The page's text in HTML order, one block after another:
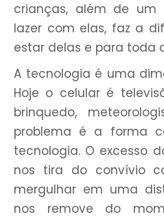
crianças, além de um
lazer com elas, faz a
estar delas e para toda
A tecnologia é uma
Hoje o celular é
brinquedo,
problema é a forma
tecnologia. O excesso
nos tira do convívio
mergulhar em uma
nos remove do